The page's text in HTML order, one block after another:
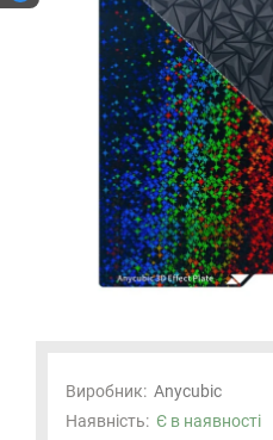
Виробник: Anycubic
Наявність: Є в наявності